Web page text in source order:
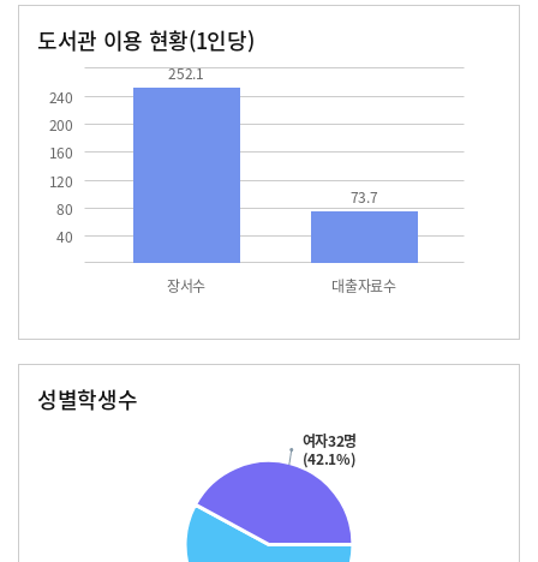
도서관 이용 현황(1인당)
40
80
120
160
200
240
장서수 대출자료수
252.1
73.7
성별학생수
여자32명
(42.1%)